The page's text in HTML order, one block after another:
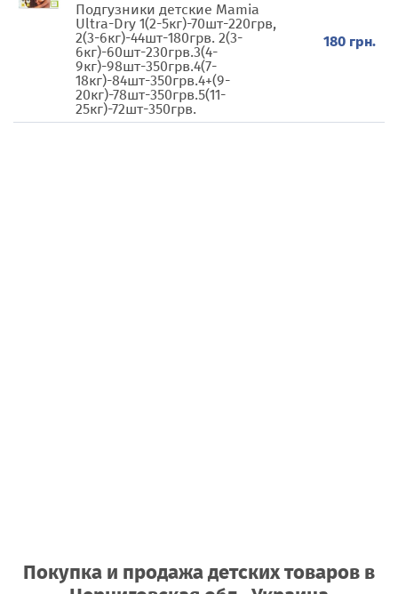
Подгузники детские Mamia
Ultra-Dry 1(2-5кг)-70шт-220грв,
2(3-6кг)-44шт-180грв. 2(3-
6кг)-60шт-230грв.3(4-
9кг)-98шт-350грв.4(7-
18кг)-84шт-350грв.4+(9-
20кг)-78шт-350грв.5(11-
25кг)-72шт-350грв.
180 грн.
Покупка и продажа детских товаров в